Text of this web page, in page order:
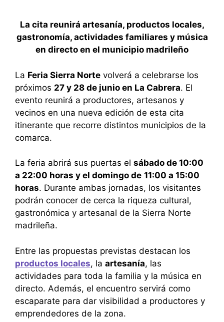
La cita reunirá artesanía, productos locales,
gastronomía, actividades familiares y música
en directo en el municipio madrileño
La Feria Sierra Norte volverá a celebrarse los
próximos 27 y 28 de junio en La Cabrera. El
evento reunirá a productores, artesanos y
vecinos en una nueva edición de esta cita
itinerante que recorre distintos municipios de la
comarca.
La feria abrirá sus puertas el sábado de 10:00
a 22:00 horas y el domingo de 11:00 a 15:00
horas. Durante ambas jornadas, los visitantes
podrán conocer de cerca la riqueza cultural,
gastronómica y artesanal de la Sierra Norte
madrileña.
Entre las propuestas previstas destacan los
productos locales, la artesanía, las
actividades para toda la familia y la música en
directo. Además, el encuentro servirá como
escaparate para dar visibilidad a productores y
emprendedores de la zona.